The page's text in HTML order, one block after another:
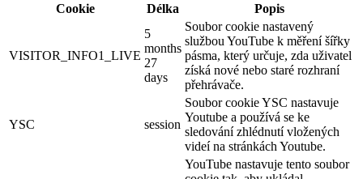
Cookie
Délka Popis
VISITOR_INFO1_LIVE
5
months
27
days
Soubor cookie nastavený
službou YouTube k měření šířky
pásma, který určuje, zda uživatel
získá nové nebo staré rozhraní
přehrávače.
YSC session
Soubor cookie YSC nastavuje
Youtube a používá se ke
sledování zhlédnutí vložených
videí na stránkách Youtube.
YouTube nastavuje tento soubor